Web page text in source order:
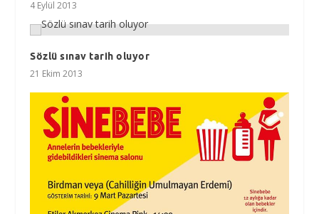
4 Eylül 2013
Sözlü sınav tarih oluyor
21 Ekim 2013